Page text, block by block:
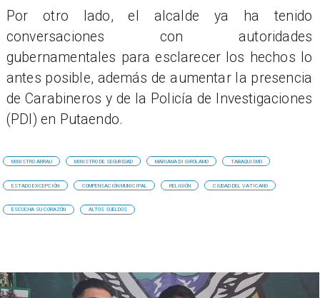
Por otro lado, el alcalde ya ha tenido
conversaciones con autoridades
gubernamentales para esclarecer los hechos lo
antes posible, además de aumentar la presencia
de Carabineros y de la Policía de Investigaciones
(PDI) en Putaendo.
MINISTRO ARRAU MINISTRO DE SEGURIDAD MARIANA DI GIROLAMO TABAQUISMO
ESTADO EXCEPCIÓN COMPENSACIÓN MUNICIPAL RELIGIÓN CIUDAD DEL VATICANO
ESCUCHA SU CORAZÓN ALTOS SUELDOS